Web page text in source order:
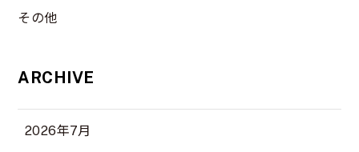
その他
ARCHIVE
2026年7月